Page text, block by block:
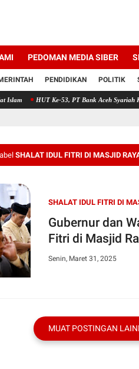
PEDOMAN MEDIA SIBER
PENDIDIKAN POLITIK
53, PT Bank Aceh Syariah KC Bireuen
SHALAT IDUL FITRI DI MASJID
SHALAT IDUL FITRI DI
Gubernur dan
Fitri di Masjid
Senin, Maret 31, 2025
MUAT POSTINGAN